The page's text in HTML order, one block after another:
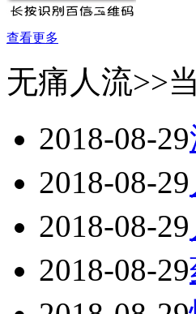
查看更多
无痛人流>>
2018-08-29
2018-08-29
2018-08-29
2018-08-29